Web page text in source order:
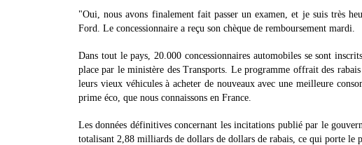
"Oui, nous avons finalement fait passer un examen, et je suis très
Ford. Le concessionnaire a reçu son chèque de remboursement mardi.
Dans tout le pays, 20.000 concessionnaires automobiles se sont
place par le ministère des Transports. Le programme offrait des
leurs vieux véhicules à acheter de nouveaux avec une meilleure
prime éco, que nous connaissons en France.
Les données définitives concernant les incitations publié par le
totalisant 2,88 milliards de dollars de dollars de rabais, ce qui porte le